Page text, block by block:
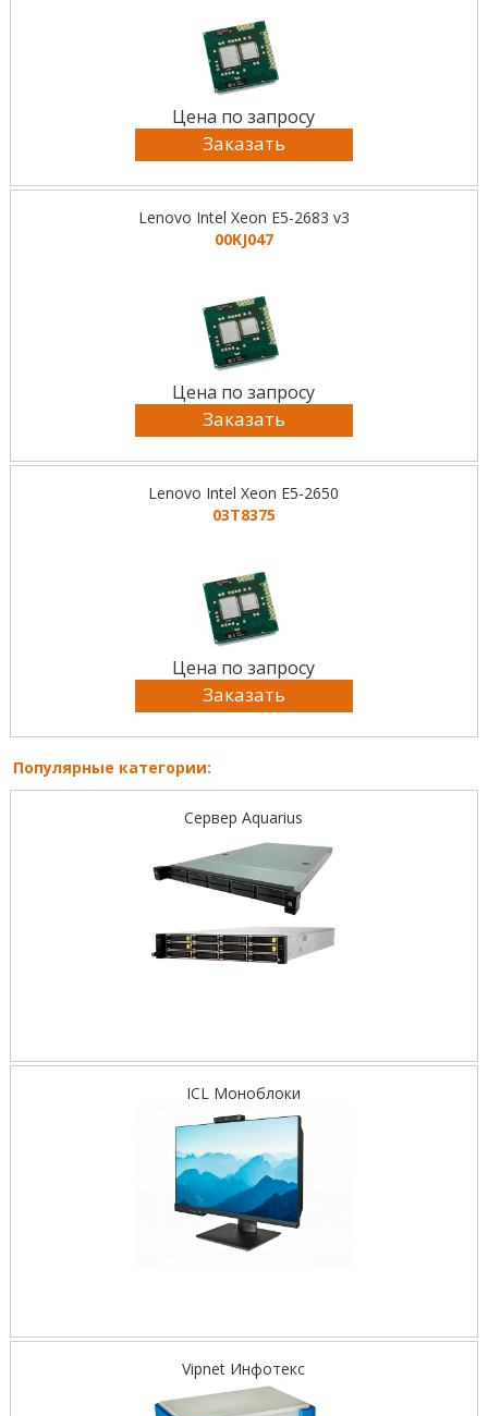
Цена по запросу
Заказать
Lenovo Intel Xeon E5-2683 v3
00KJ047
Цена по запросу
Заказать
Lenovo Intel Xeon E5-2650
03T8375
Цена по запросу
Заказать
Популярные категории:
Сервер Aquarius
ICL Моноблоки
Vipnet Инфотекс